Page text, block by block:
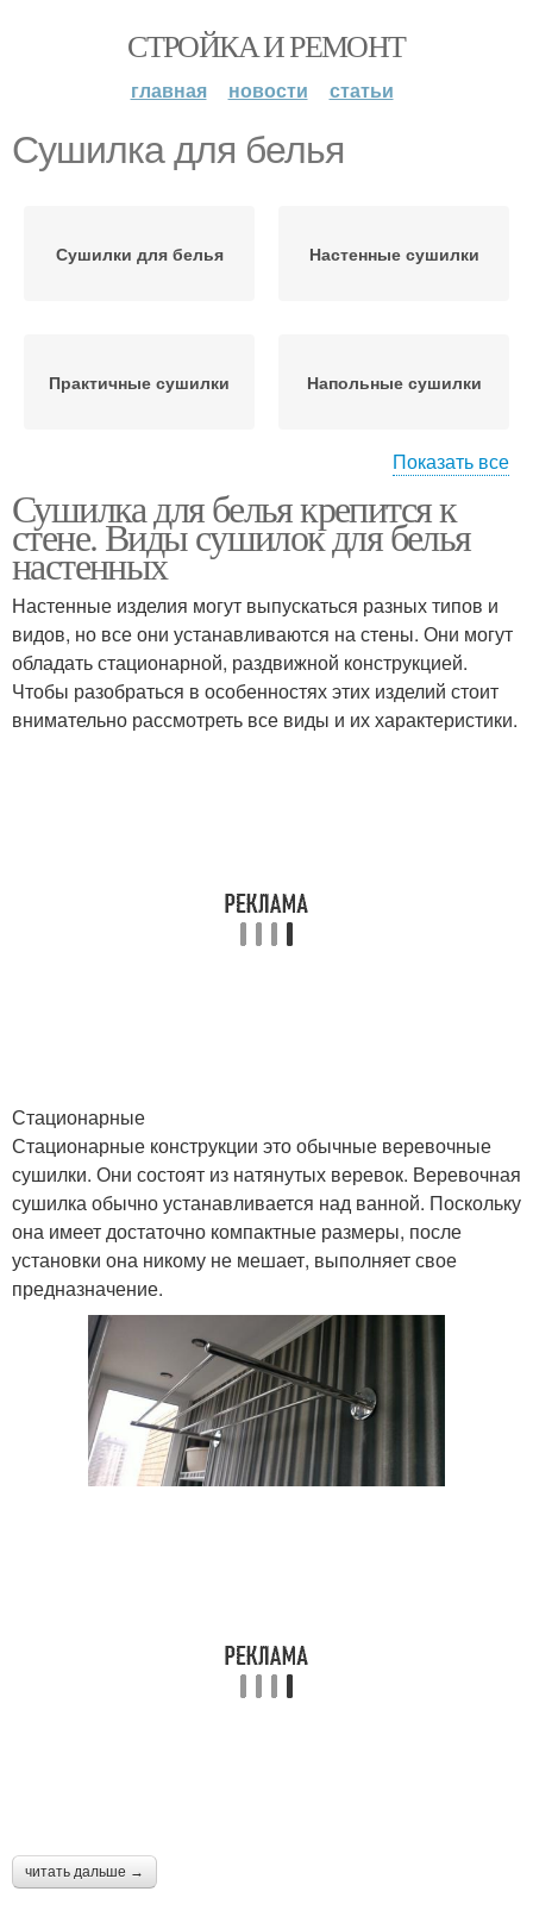
СТРОЙКА И РЕМОНТ
главная новости статьи
Сушилка для белья
Сушилки для белья Настенные сушилки
Практичные сушилки Напольные сушилки
Электрическая сушилка Электрические сушилки
Показать все
Сушилка для белья крепится к
стене. Виды сушилок для белья
настенных
Настенные изделия могут выпускаться разных типов и
видов, но все они устанавливаются на стены. Они могут
обладать стационарной, раздвижной конструкцией.
Чтобы разобраться в особенностях этих изделий стоит
внимательно рассмотреть все виды и их характеристики.
Стационарные
Стационарные конструкции это обычные веревочные
сушилки. Они состоят из натянутых веревок. Веревочная
сушилка обычно устанавливается над ванной. Поскольку
она имеет достаточно компактные размеры, после
установки она никому не мешает, выполняет свое
предназначение.
читать дальше →